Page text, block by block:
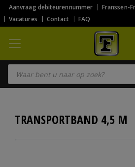
Aanvraag debiteurennummer Franssen-
Vacatures
Contact FAQ
Producten zoeken
TRANSPORTBAND 4,5 M